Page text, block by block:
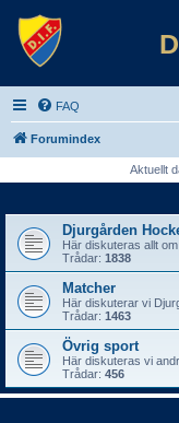
FAQ
Forumindex
Aktuellt
Djurgården
Här diskuteras allt
Trådar: 1838
Matcher
Här diskuterar vi
Trådar: 1463
Övrig sport
Här diskuteras vi
Trådar: 456